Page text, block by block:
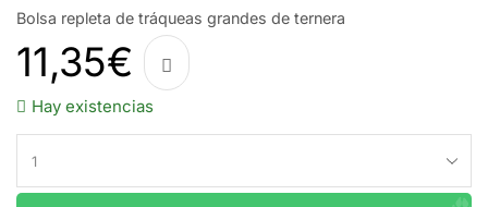
Bolsa repleta de tráqueas grandes de ternera
11,35€
Hay existencias